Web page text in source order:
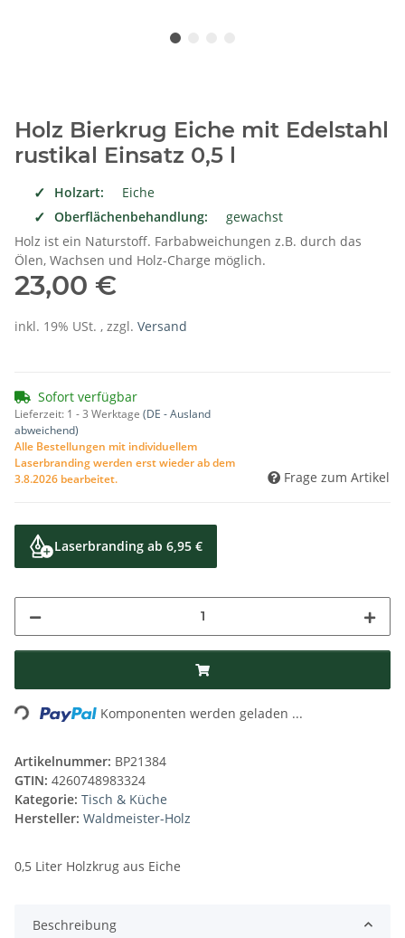
Holz Bierkrug Eiche mit Edelstahl
rustikal Einsatz 0,5 l
Holzart:
Eiche
Oberflächenbehandlung:
gewachst
Holz ist ein Naturstoff. Farbabweichungen z.B. durch das
Ölen, Wachsen und Holz-Charge möglich.
23,00 €
inkl. 19% USt. , zzgl. Versand
Sofort verfügbar
Lieferzeit: 1 - 3 Werktage (DE - Ausland
abweichend)
Alle Bestellungen mit individuellem
Laserbranding werden erst wieder ab dem
3.8.2026 bearbeitet.
Frage zum Artikel
Laserbranding ab 6,95 €
Loading... Komponenten werden geladen ...
Artikelnummer: BP21384
GTIN: 4260748983324
Kategorie: Tisch & Küche
Hersteller: Waldmeister-Holz
0,5 Liter Holzkrug aus Eiche
Beschreibung